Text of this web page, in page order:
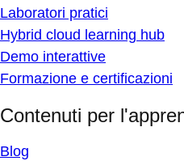
Laboratori pratici
Hybrid cloud learning hub
Demo interattive
Formazione e certificazioni
Contenuti per
Blog